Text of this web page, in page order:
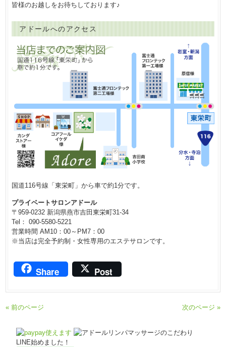
皆様のお越しをお待ちしております♪
アドールへのアクセス
国道116号線「東栄町」から車で約1分です。
プライベートサロンアドール
〒959-0232 新潟県燕市吉田東栄町31-34
Tel： 090-5580-5221
営業時間 AM10：00～PM7：00
※当店は完全予約制・女性専用のエステサロンです。
Share Post
« 前のページ 次のページ »
LINE始めました！